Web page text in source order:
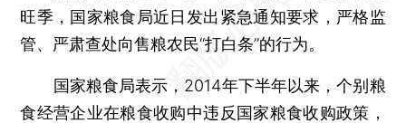
旺季，国家粮食局近日发出紧急通知要求，严格监
管、严肃查处向售粮农民“打白条”的行为。
国家粮食局表示，2014年下半年以来，个别粮
食经营企业在粮食收购中违反国家粮食收购政策，